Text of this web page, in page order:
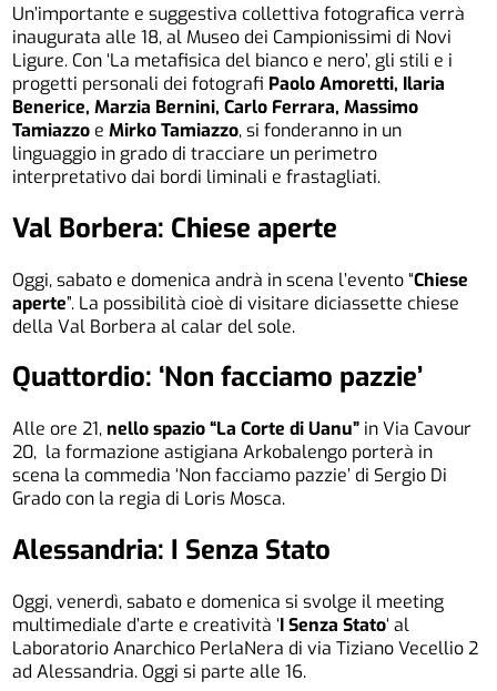
Un’importante e suggestiva collettiva fotografica verrà
inaugurata alle 18, al Museo dei Campionissimi di Novi
Ligure. Con ‘La metafisica del bianco e nero’, gli stili e i
progetti personali dei fotografi Paolo Amoretti, Ilaria
Benerice, Marzia Bernini, Carlo Ferrara, Massimo
Tamiazzo eMirko Tamiazzo, si fonderanno in un
linguaggio in grado di tracciare un perimetro
interpretativo dai bordi liminali e frastagliati.
Val Borbera: Chiese aperte
Oggi, sabato e domenica andrà in scena l’evento “Chiese
aperte”. La possibilità cioè di visitare diciassette chiese
della Val Borbera al calar del sole.
Quattordio: ‘Non facciamo pazzie’
Alle ore 21,nello spazio “La Corte di Uanu” in Via Cavour
20, la formazione astigiana Arkobalengo porterà in
scena la commedia ‘Non facciamo pazzie’ di Sergio Di
Grado con la regia di Loris Mosca.
Alessandria: I Senza Stato
Oggi, venerdì, sabato e domenica si svolge il meeting
multimediale d’arte e creatività ‘I Senza Stato‘ al
Laboratorio Anarchico PerlaNera di via Tiziano Vecellio 2
ad Alessandria. Oggi si parte alle 16.